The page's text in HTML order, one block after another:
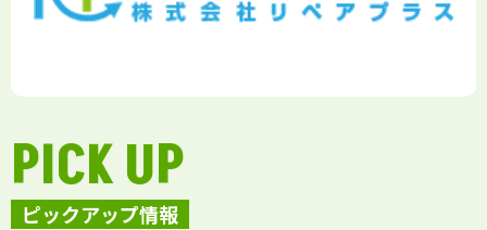
ピックアップ情報
PICK UP